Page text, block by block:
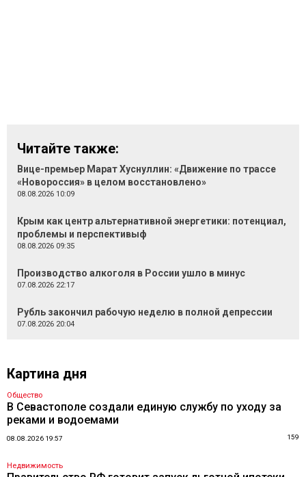
Читайте также:
Вице-премьер Марат Хуснуллин: «Движение по трассе
«Новороссия» в целом восстановлено»
08.08.2026 10:09
Крым как центр альтернативной энергетики: потенциал,
проблемы и перспективыф
08.08.2026 09:35
Производство алкоголя в России ушло в минус
07.08.2026 22:17
Рубль закончил рабочую неделю в полной депрессии
07.08.2026 20:04
Картина дня
Общество
В Севастополе создали единую службу по уходу за
реками и водоемами
08.08.2026 19:57 159
Недвижимость